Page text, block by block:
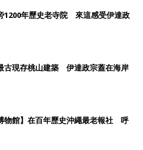
1200年歷史老寺院 來這感受伊達政
古現存桃山建築 伊達政宗蓋在海岸
物館】在百年歷史沖繩最老報社 呼